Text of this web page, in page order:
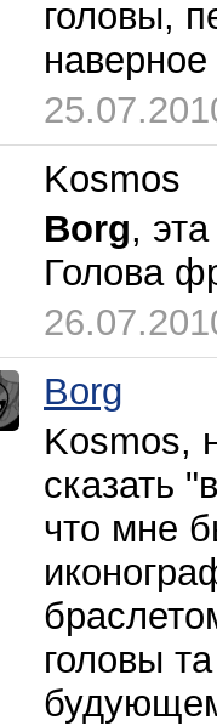
головы,
Kosmos
Borg,
Голова
Borg
Kosmos,
сказать
что мне
головы